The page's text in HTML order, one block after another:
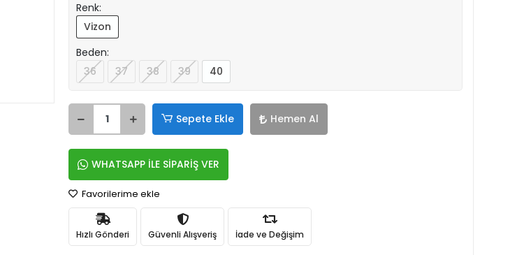
Renk:
Vizon
Beden:
36
37 38 39 40
Sepete Ekle Hemen Al
WHATSAPP İLE SİPARİŞ VER
Favorilerime ekle
Hızlı Gönderi Güvenli Alışveriş İade ve Değişim